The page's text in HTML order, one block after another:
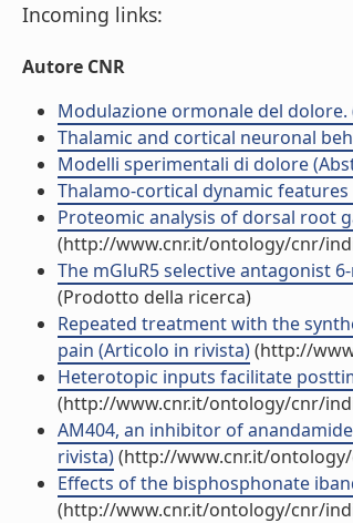
Incoming links:
Autore CNR
Modulazione ormonale del
Thalamic and cortical neuronal
Modelli sperimentali di dolore
Thalamo-cortical dynamic
Proteomic analysis of dorsal root
(http://www.cnr.it/ontology/cnr/
The mGluR5 selective antagonist
(Prodotto della ricerca)
Repeated treatment with the
pain (Articolo in rivista)(http://
Heterotopic inputs facilitate
(http://www.cnr.it/ontology/cnr/
AM404, an inhibitor of
rivista)(http://www.cnr.it/
Effects of the bisphosphonate
(http://www.cnr.it/ontology/cnr/